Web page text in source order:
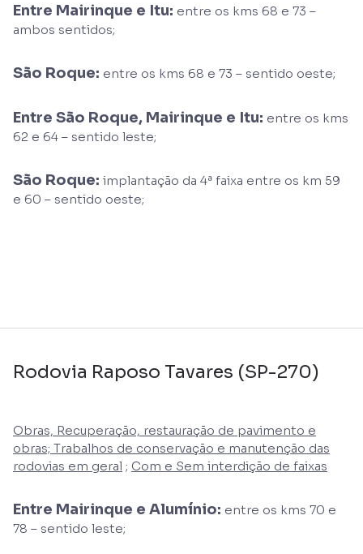
Entre Mairinque e Itu: entre os kms 68 e 73 –
ambos sentidos;
São Roque: entre os kms 68 e 73 – sentido oeste;
Entre São Roque, Mairinque e Itu: entre os kms
62 e 64 – sentido leste;
São Roque: implantação da 4ª faixa entre os km 59
e 60 – sentido oeste;
Rodovia Raposo Tavares (SP-270)
Obras, Recuperação, restauração de pavimento e
obras; Trabalhos de conservação e manutenção das
rodovias em geral ; Com e Sem interdição de faixas
Entre Mairinque e Alumínio: entre os kms 70 e
78 – sentido leste;